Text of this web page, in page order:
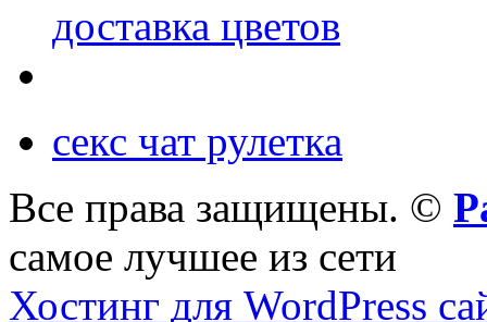
доставка цветов
секс чат рулетка
Все права защищены. ©
самое лучшее из сети
Хостинг для WordPress